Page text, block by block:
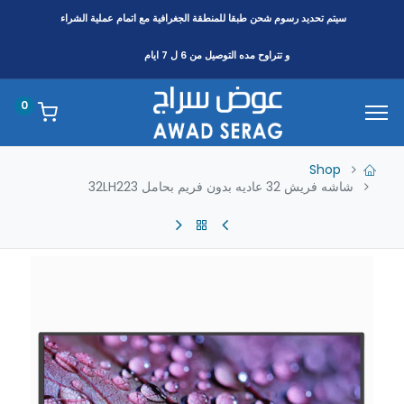
سيتم تحديد رسوم شحن طبقا للمنطقةالجغرافية مع اتمام عملية الشراء
و تتراوح مده التوصيل من 6 ل 7 ايام
0
Shop
شاشه فريش 32 عاديه بدون فريم بحامل 32LH223